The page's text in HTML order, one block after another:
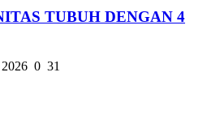
TUBUH DENGAN 4
0 31